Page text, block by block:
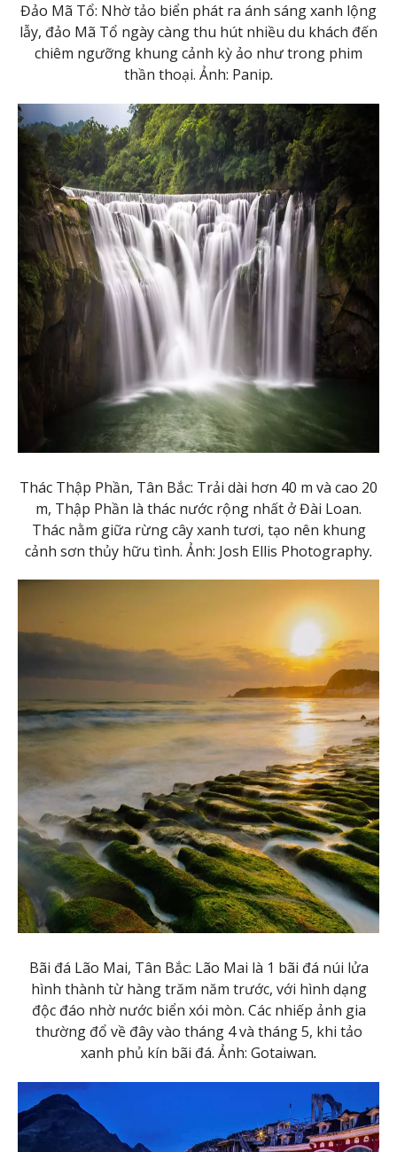
Đảo Mã Tổ: Nhờ tảo biển phát ra ánh sáng xanh lộng
lẫy, đảo Mã Tổ ngày càng thu hút nhiều du khách đến
chiêm ngưỡng khung cảnh kỳ ảo như trong phim
thần thoại. Ảnh: Panip.
Thác Thập Phần, Tân Bắc: Trải dài hơn 40 m và cao 20
m, Thập Phần là thác nước rộng nhất ở Đài Loan.
Thác nằm giữa rừng cây xanh tươi, tạo nên khung
cảnh sơn thủy hữu tình. Ảnh: Josh Ellis Photography.
Bãi đá Lão Mai, Tân Bắc: Lão Mai là 1 bãi đá núi lửa
hình thành từ hàng trăm năm trước, với hình dạng
độc đáo nhờ nước biển xói mòn. Các nhiếp ảnh gia
thường đổ về đây vào tháng 4 và tháng 5, khi tảo
xanh phủ kín bãi đá. Ảnh: Gotaiwan.